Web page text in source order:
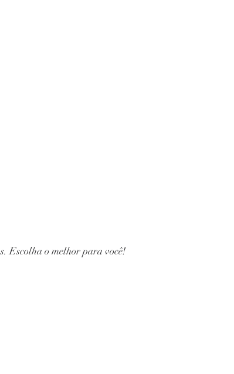
Escolha o melhor para você!